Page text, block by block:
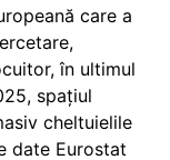
care a
în ultimul
spațiul
cheltuielile
date Eurostat